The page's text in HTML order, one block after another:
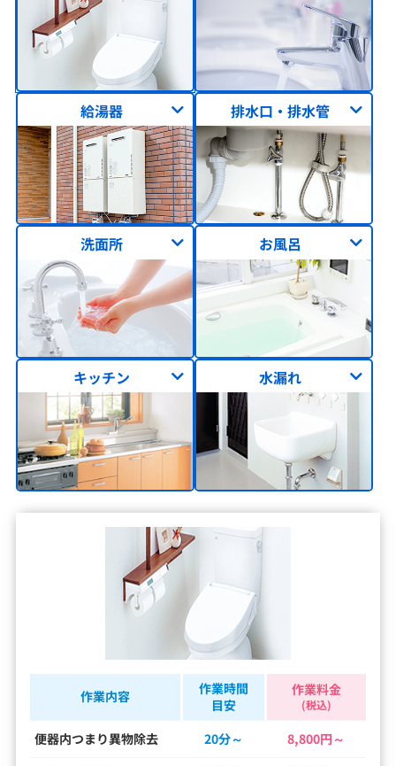
給湯器 排水口・排水管
洗面所 お風呂
キッチン 水漏れ
作業内容
作業時間
目安
作業料金
(税込)
便器内つまり異物除去 20分～ 8,800円～